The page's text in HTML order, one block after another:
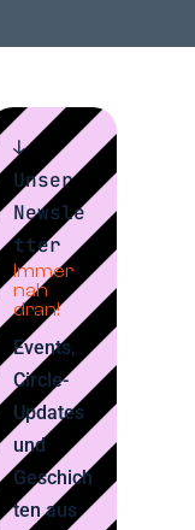
↓
Unser
Newsle
tter
Immer
nah
dran!
Events,
Circle-
Updates
und
Geschich
ten aus